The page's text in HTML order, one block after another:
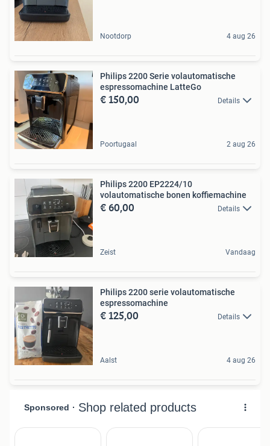
Nootdorp 4 aug 26
Philips 2200 Serie volautomatische
espressomachine LatteGo
€ 150,00 Details
Poortugaal 2 aug 26
Philips 2200 EP2224/10
volautomatische bonen koffiemachine
€ 60,00 Details
Zeist Vandaag
Philips 2200 serie volautomatische
espressomachine
€ 125,00 Details
Aalst 4 aug 26